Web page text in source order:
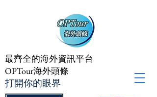
最齊全的海外資訊平台
OPTour海外頭條
打開你的眼界